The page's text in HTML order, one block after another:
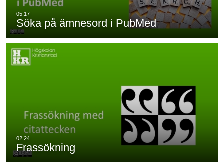
Söka på ämnesord i PubMed
Frassökning